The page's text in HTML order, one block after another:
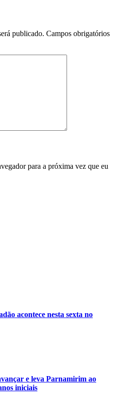
publicado. Campos obrigatórios
para a próxima vez que eu
acontece nesta sexta no
e leva Parnamirim ao
iniciais